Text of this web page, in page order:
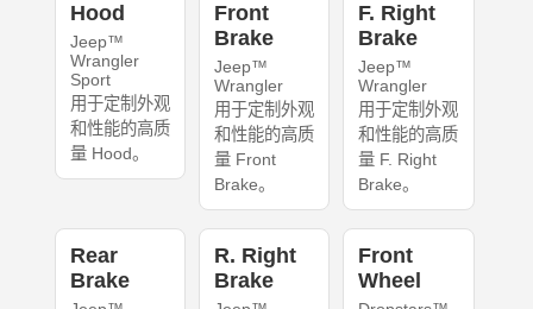
Hood
Jeep™
Wrangler
Sport
用于定制外观
和性能的高质
量 Hood。
Front
Brake
Jeep™
Wrangler
用于定制外观
和性能的高质
量 Front
Brake。
F. Right
Brake
Jeep™
Wrangler
用于定制外观
和性能的高质
量 F. Right
Brake。
Rear
Brake
R. Right
Brake
Front
Wheel